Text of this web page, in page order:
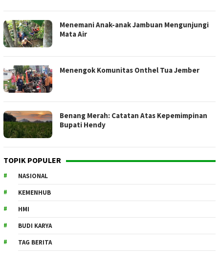
Menemani Anak-anak Jambuan Mengunjungi
Mata Air
Menengok Komunitas Onthel Tua Jember
Benang Merah: Catatan Atas Kepemimpinan
Bupati Hendy
TOPIK POPULER
NASIONAL
KEMENHUB
HMI
BUDI KARYA
TAG BERITA